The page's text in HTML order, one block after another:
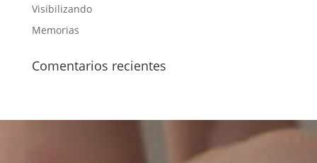
Visibilizando
Memorias
Comentarios recientes